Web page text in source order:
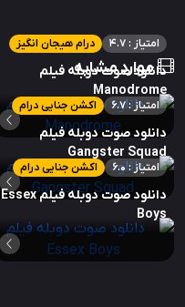
موارد مشابه
درام هیجان انگیز امتیاز : 4.7
دانلود صوت دوبله فیلم
Manodrome
اکشن جنایی درام امتیاز : 6.7
دانلود صوت دوبله فیلم
Gangster Squad
اکشن جنایی درام امتیاز : 6.0
دانلود صوت دوبله فیلم Essex
Boys